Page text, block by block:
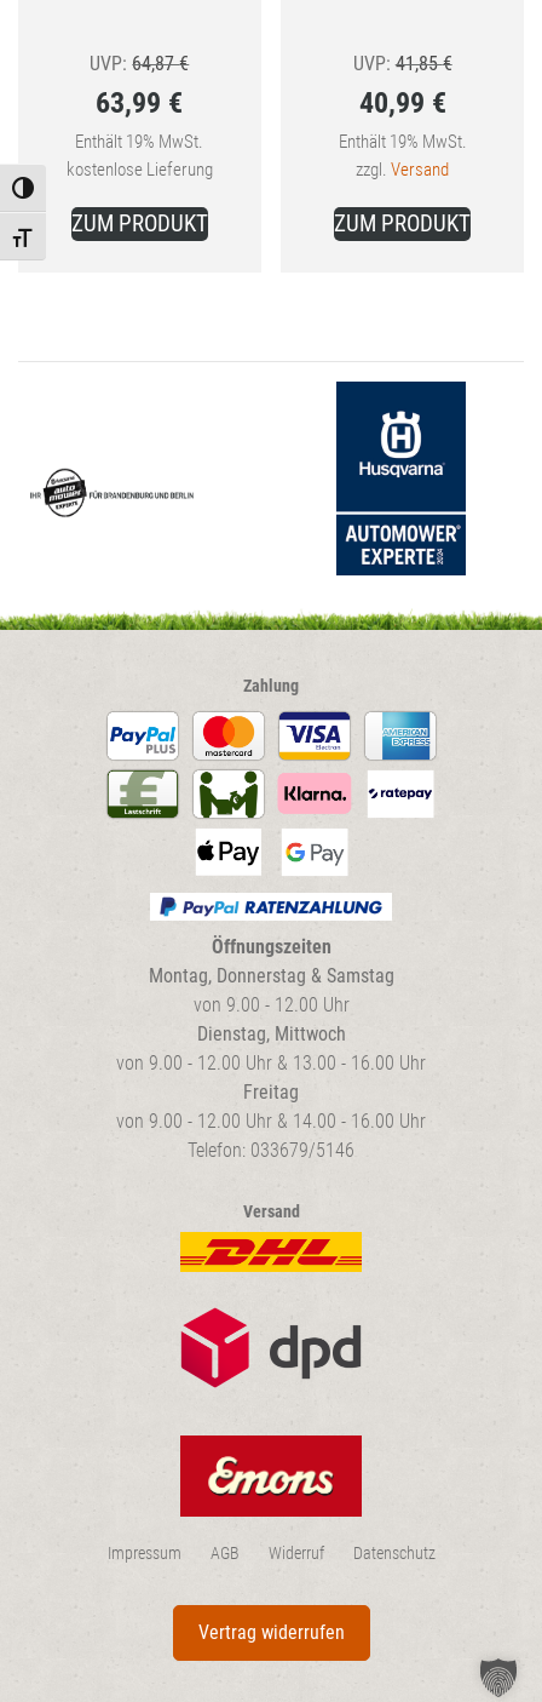
Toggle High Contrast
Toggle Font size
UVP: 64,87€Ursprünglicher
war:
64,87 €
63,99 €
Aktueller
Preis
ist:
Enthält 19% MwSt.
kostenlose Lieferung
ZUM PRODUKT
UVP: 41,85€
war:
40,99 €
Aktueller
Preis
ist:
Enthält 19% MwSt.
zzgl.Versand
ZUM PRODUKT
Zahlung
Öffnungszeiten
Montag, Donnerstag & Samstag
von 9.00 - 12.00 Uhr
Dienstag, Mittwoch
von 9.00 - 12.00 Uhr & 13.00 - 16.00 Uhr
Freitag
von 9.00 - 12.00 Uhr & 14.00 - 16.00 Uhr
Telefon: 033679/5146
Versand
Impressum AGB Widerruf Datenschutz
Vertrag widerrufen